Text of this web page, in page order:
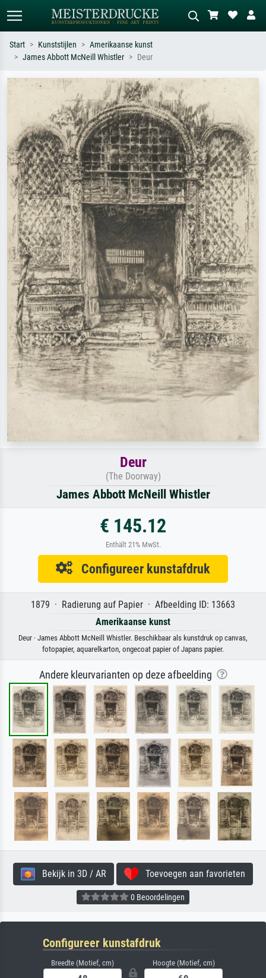
Zoek op kunstenaar, titel of stijl – bijv.
Monet, Sterrennacht, impressionisme,
Hokusai-golf, naakt.
Beschrijf de scène – bijv. groene
weide, abstract met veel rood, donker
olieverfschilderij, staand naakt naast
een boom.
Start Kunststijlen
Amerikaanse kunst
James Abbott McNeill Whistler
Deur
Deur
(The Doorway)
James Abbott McNeill Whistler
€ 145.12
Enthält 21% MwSt.
Configureer kunstafdruk
1879 · Radierung auf Papier · Afbeelding ID: 13663
Amerikaanse kunst
Deur · James Abbott McNeill Whistler. Beschikbaar als kunstdruk op canvas,
fotopapier, aquarelkarton, ongecoat papier of Japans papier.
Andere kleurvarianten op deze afbeelding
Bekijk in 3D / AR Toevoegen aan favorieten
0 Beoordelingen
Configureer kunstafdruk
Breedte (Motief, cm) Hoogte (Motief, cm)